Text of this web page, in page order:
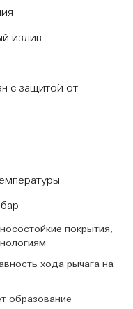
излив
с защитой от
покрытия,
хода рычага на
образование